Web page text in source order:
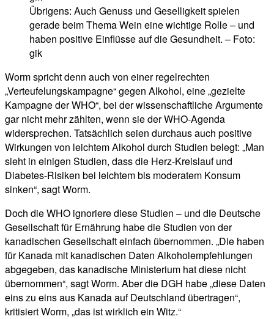
Übrigens: Auch Genuss und Geselligkeit spielen
gerade beim Thema Wein eine wichtige Rolle – und
haben positive Einflüsse auf die Gesundheit. – Foto:
gik
Worm spricht denn auch von einer regelrechten
„Verteufelungskampagne“ gegen Alkohol, eine „gezielte
Kampagne der WHO“, bei der wissenschaftliche Argumente
gar nicht mehr zählten, wenn sie der WHO-Agenda
widersprechen. Tatsächlich seien durchaus auch positive
Wirkungen von leichtem Alkohol durch Studien belegt: „Man
sieht in einigen Studien, dass die Herz-Kreislauf und
Diabetes-Risiken bei leichtem bis moderatem Konsum
sinken“, sagt Worm.
Doch die WHO ignoriere diese Studien – und die Deutsche
Gesellschaft für Ernährung habe die Studien von der
kanadischen Gesellschaft einfach übernommen. „Die haben
für Kanada mit kanadischen Daten Alkoholempfehlungen
abgegeben, das kanadische Ministerium hat diese nicht
übernommen“, sagt Worm. Aber die DGH habe „diese Daten
eins zu eins aus Kanada auf Deutschland übertragen“,
kritisiert Worm, „das ist wirklich ein Witz.“